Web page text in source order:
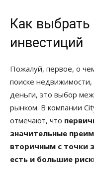
Как выбрать
инвестиций
Пожалуй, первое, о
поиске
деньги, это выбор
рынком. В компании
отмечают, что
значительные
вторичным с точки
есть и большие